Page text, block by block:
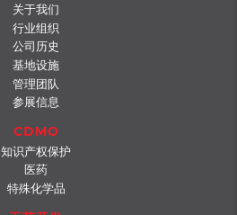
关于我们
行业组织
公司历史
基地设施
管理团队
参展信息
CDMO
知识产权保护
医药
特殊化学品